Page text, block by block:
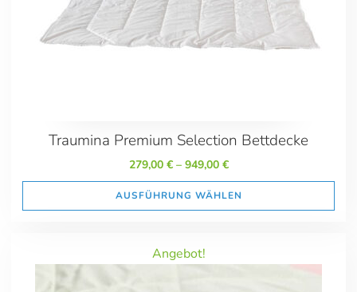
Traumina Premium Selection Bettdecke
279,00 €– 949,00 €
AUSFÜHRUNG WÄHLEN
Angebot!